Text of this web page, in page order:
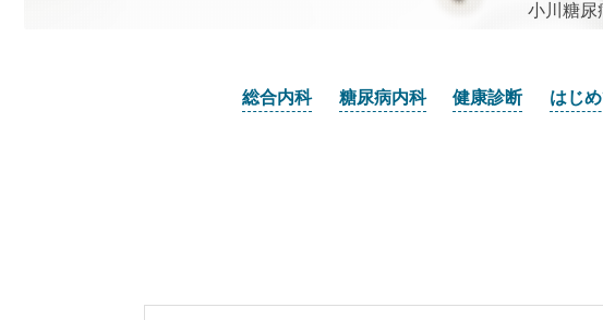
小川糖尿
総合内科 糖尿病内科 健康診断 はじ